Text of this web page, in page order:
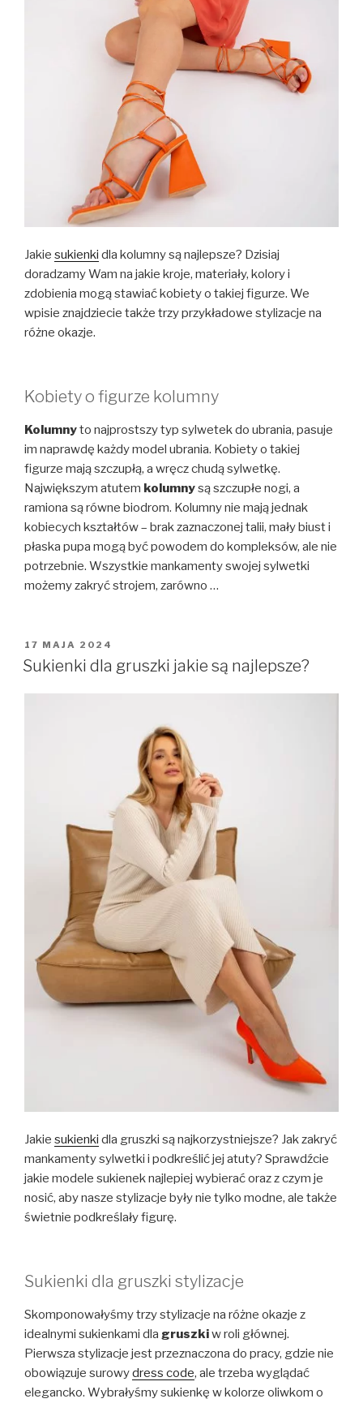
Jakie sukienki dla kolumny są najlepsze? Dzisiaj
doradzamy Wam na jakie kroje, materiały, kolory i
zdobienia mogą stawiać kobiety o takiej figurze. We
wpisie znajdziecie także trzy przykładowe stylizacje na
różne okazje.
Kobiety o figurze kolumny
Kolumnyto najprostszy typ sylwetek do ubrania, pasuje
im naprawdę każdy model ubrania. Kobiety o takiej
figurze mają szczupłą, a wręcz chudą sylwetkę.
Największym atutem kolumnysą szczupłe nogi, a
ramiona są równe biodrom. Kolumny nie mają jednak
kobiecych kształtów – brak zaznaczonej talii, mały biust i
płaska pupa mogą być powodem do kompleksów, ale nie
potrzebnie. Wszystkie mankamenty swojej sylwetki
możemy zakryć strojem, zarówno …
OPUBLIKOWANE
W
17 MAJA 2024
Sukienki dla gruszki jakie są najlepsze?
Jakie sukienki dla gruszki są najkorzystniejsze? Jak zakryć
mankamenty sylwetki i podkreślić jej atuty? Sprawdźcie
jakie modele sukienek najlepiej wybierać oraz z czym je
nosić, aby nasze stylizacje były nie tylko modne, ale także
świetnie podkreślały figurę.
Sukienki dla gruszki stylizacje
Skomponowałyśmy trzy stylizacje na różne okazje z
idealnymi sukienkami dla gruszkiw roli głównej.
Pierwsza stylizacje jest przeznaczona do pracy, gdzie nie
obowiązuje surowydress code, ale trzeba wyglądać
elegancko. Wybrałyśmy sukienkę w kolorze oliwkom o